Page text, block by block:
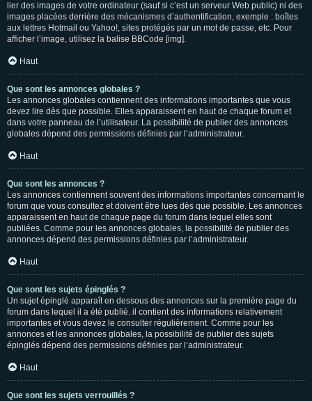
lier des images de votre ordinateur (sauf si c’est un serveur Web public) ni des
images placées derrière des mécanismes d’authentification, exemple : boîtes
aux lettres Hotmail ou Yahoo!, sites protégés par un mot de passe, etc. Pour
afficher l’image, utilisez la balise BBCode [img].
Haut
Que sont les annonces globales ?
Les annonces globales contiennent des informations importantes que vous
devez lire dès que possible. Elles apparaissent en haut de chaque forum et
dans votre panneau de l’utilisateur. La possibilité de publier des annonces
globales dépend des permissions définies par l’administrateur.
Haut
Que sont les annonces ?
Les annonces contiennent souvent des informations importantes concernant le
forum que vous consultez et doivent être lues dès que possible. Les annonces
apparaissent en haut de chaque page du forum dans lequel elles sont
publiées. Comme pour les annonces globales, la possibilité de publier des
annonces dépend des permissions définies par l’administrateur.
Haut
Que sont les sujets épinglés ?
Un sujet épinglé apparaît en dessous des annonces sur la première page du
forum dans lequel il a été publié. il contient des informations relativement
importantes et vous devez le consulter régulièrement. Comme pour les
annonces et les annonces globales, la possibilité de publier des sujets
épinglés dépend des permissions définies par l’administrateur.
Haut
Que sont les sujets verrouillés ?